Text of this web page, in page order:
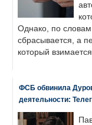
Однако, по словам
сбрасывается, а
который
ФСБ обвинила
деятельности: